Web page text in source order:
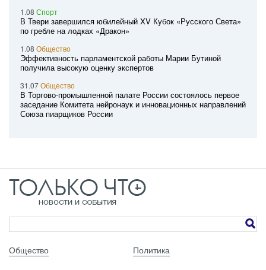
1.08 Спорт
В Твери завершился юбилейный XV Кубок «Русского Света»
по гребле на лодках «Дракон»
1.08 Общество
Эффективность парламентской работы Марии Бутиной
получила высокую оценку экспертов
31.07Общество
В Торгово-промышленной палате России состоялось первое
заседание Комитета нейронаук и инновационных направлений
Союза пиарщиков России
Общество Политика